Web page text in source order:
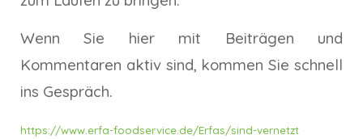
Wenn Sie hier mit Beiträgen und
Kommentaren aktiv sind, kommen Sie schnell
ins Gespräch.
https://www.erfa-foodservice.de/Erfas/sind-vernetzt